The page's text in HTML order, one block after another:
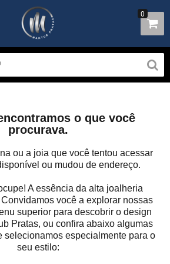
0
o que você
procurava.
ou a joia que você tentou acessar
ou mudou de endereço.
A essência da alta joalheria
você a explorar nossas
superior para descobrir o design
Pratas, ou confira abaixo algumas
selecionamos especialmente para o
seu estilo: